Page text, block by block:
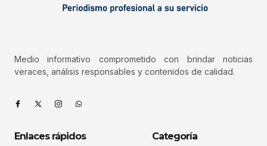
Medio informativo comprometido con brindar noticias
veraces, análisis responsables y contenidos de calidad.
Enlaces rápidos Categoría